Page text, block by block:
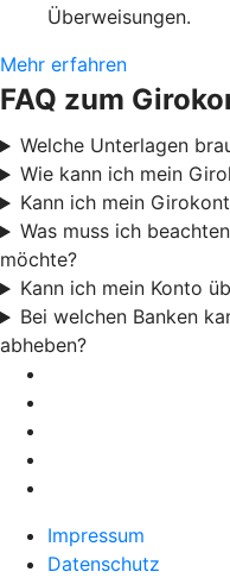
Überweisungen.
Mehr erfahren
FAQ zum
Welche Unterlagen
Wie kann ich mein
Kann ich mein
Was muss ich
möchte?
Kann ich mein Konto
Bei welchen Banken
abheben?
Impressum
Datenschutz